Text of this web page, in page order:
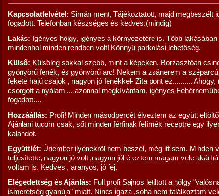
Kapcsolatfelvétel: Simán ment, Tájékoztatott, majd megbeszélt
fogadott. Telefonban készséges és kedves.(mindig)
Lakás: Igényes hölgy, igényes a környezetére is. Több
mindenhol minden rendben volt! Könnyű parkolási lehetőség.
Külső: Külsőleg sokkal szebb, mint a képeken. Borzasztóan
gyönyörű fenék, és gyönyörű arc! Nekem a zsánerem a
fekete hajú csajok , nagyon jó fenékkel- Zita pont ez.......... Ahogy,
csorgott a nyálam.... azonnal megkívántam, igényes
fogadott....
Hozzáállás: Profi! Minden másodpercét élveztem az együtt
Ajánlani tudom csak, sőt minden férfinak felírnék receptre egy
kalandot.
Együttlét: Úriember ilyenekről nem beszél, még itt sem. Minden
teljesítette, nagyon jó volt ,nagyon jól éreztem magam vele
voltam is. Kedves , aranyos, jó fej.
Elégedettség és Ajánlás: Full profi Sajnos letiltott a hölgy
ismeretség gyanúja" miatt. Nincs igaza ,soha nem találkoztam